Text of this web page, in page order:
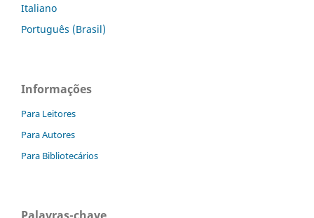
Italiano
Português (Brasil)
Informações
Para Leitores
Para Autores
Para Bibliotecários